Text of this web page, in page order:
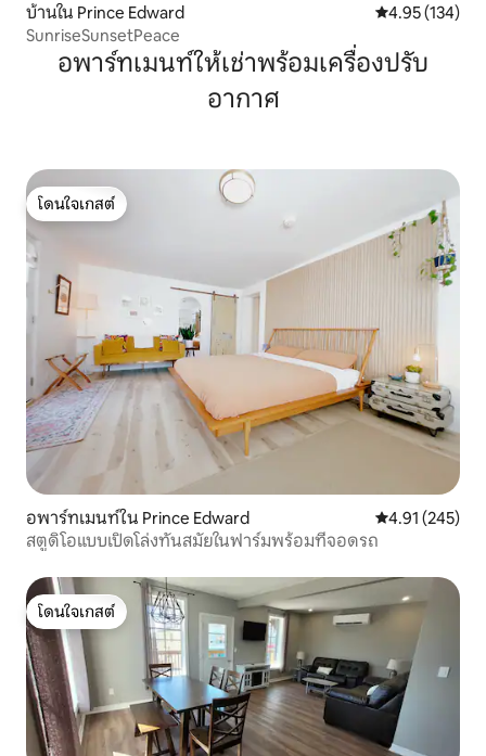
บ้านใน Prince Edward คะแนนเฉลี่ย
4.95 (134)
SunriseSunsetPeace
อพาร์ทเมนท์ให้เช่าพร้อมเครื่องปรับ
อากาศ
โดนใจเกสต์
โดนใจเกสต์
อพาร์ทเมนท์ใน Prince Edward คะแนนเฉลี่ย
4.91 (245)
สตูดิโอแบบเปิดโล่งทันสมัยในฟาร์มพร้อมที่จอดรถ
โดนใจเกสต์
โดนใจเกสต์